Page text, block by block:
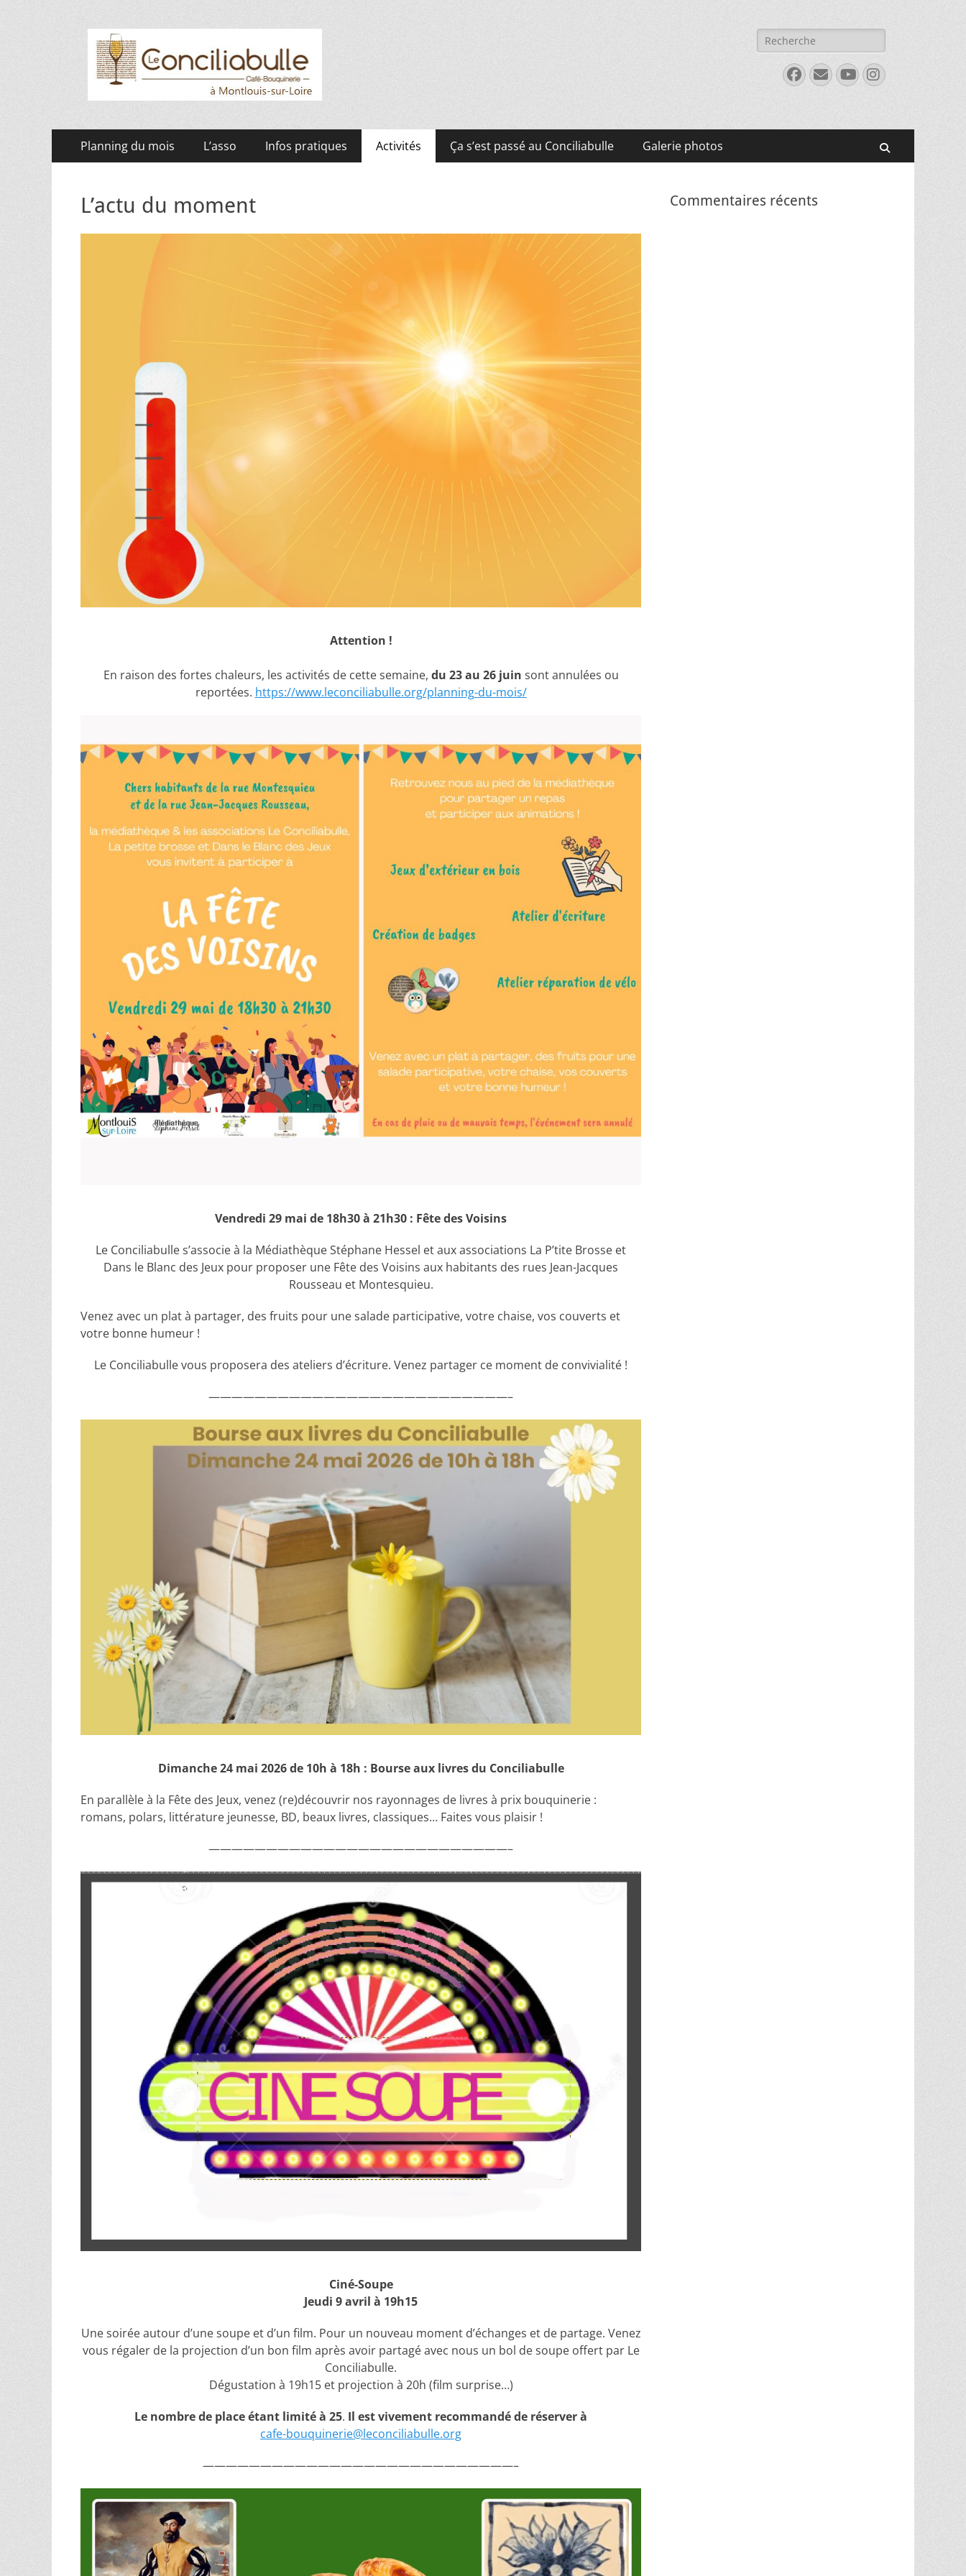
Le Conciliabulle
Café-bouquinerie à Montlouis-sur-Loire Rechercher :
Facebook
E-
mail
YouTube
Instagram
Menu
principal
AllerPlanning du mois L’asso Infos pratiques Activités Ça s’est passé au Conciliabulle Galerie photos
L’actu du moment
Attention !
En raison des fortes chaleurs, les activités de cette semaine, du 23 au 26 juin sont annulées ou
reportées. https://www.leconciliabulle.org/planning-du-mois/
Vendredi 29 mai de 18h30 à 21h30 : Fête des Voisins
Le Conciliabulle s’associe à la Médiathèque Stéphane Hessel et aux associations La P’tite Brosse et
Dans le Blanc des Jeux pour proposer une Fête des Voisins aux habitants des rues Jean-Jacques
Rousseau et Montesquieu.
Venez avec un plat à partager, des fruits pour une salade participative, votre chaise, vos couverts et
votre bonne humeur !
Le Conciliabulle vous proposera des ateliers d’écriture. Venez partager ce moment de convivialité !
——————————————————————————–
Dimanche 24 mai 2026 de 10h à 18h : Bourse aux livres du Conciliabulle
En parallèle à la Fête des Jeux, venez (re)découvrir nos rayonnages de livres à prix bouquinerie :
romans, polars, littérature jeunesse, BD, beaux livres, classiques… Faites vous plaisir !
——————————————————————————–
Ciné-Soupe
Jeudi 9 avril à 19h15
Une soirée autour d’une soupe et d’un film. Pour un nouveau moment d’échanges et de partage. Venez
vous régaler de la projection d’un bon film après avoir partagé avec nous un bol de soupe offert par Le
Conciliabulle.
Dégustation à 19h15 et projection à 20h (film surprise…)
Le nombre de place étant limité à 25. Il est vivement recommandé de réserver à
cafe-bouquinerie@leconciliabulle.org
———————————————————————————–
Commentaires récents